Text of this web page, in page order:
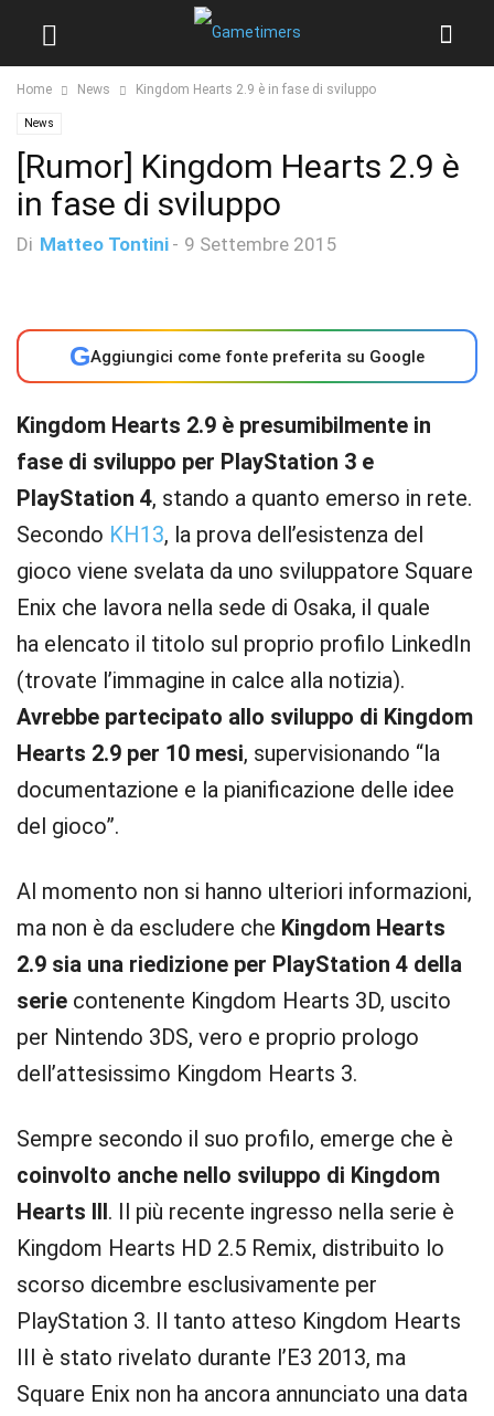
Home News Kingdom Hearts 2.9 è in fase di sviluppo
News
[Rumor] Kingdom Hearts 2.9 è
in fase di sviluppo
Di Matteo Tontini - 9 Settembre 2015
GAggiungici come fonte preferita su Google
Kingdom Hearts 2.9 è presumibilmente in
fase di sviluppo per PlayStation 3 e
PlayStation 4, stando a quanto emerso in rete.
Secondo KH13, la prova dell’esistenza del
gioco viene svelata da uno sviluppatore Square
Enix che lavora nella sede di Osaka, il quale
ha elencato il titolo sul proprio profilo LinkedIn
(trovate l’immagine in calce alla notizia).
Avrebbe partecipato allo sviluppo di Kingdom
Hearts 2.9 per 10 mesi, supervisionando “la
documentazione e la pianificazione delle idee
del gioco”.
Al momento non si hanno ulteriori informazioni,
ma non è da escludere che Kingdom Hearts
2.9 sia una riedizione per PlayStation 4 della
serie contenente Kingdom Hearts 3D, uscito
per Nintendo 3DS, vero e proprio prologo
dell’attesissimo Kingdom Hearts 3.
Sempre secondo il suo profilo, emerge che è
coinvolto anche nello sviluppo di Kingdom
Hearts III. Il più recente ingresso nella serie è
Kingdom Hearts HD 2.5 Remix, distribuito lo
scorso dicembre esclusivamente per
PlayStation 3. Il tanto atteso Kingdom Hearts
III è stato rivelato durante l’E3 2013, ma
Square Enix non ha ancora annunciato una data